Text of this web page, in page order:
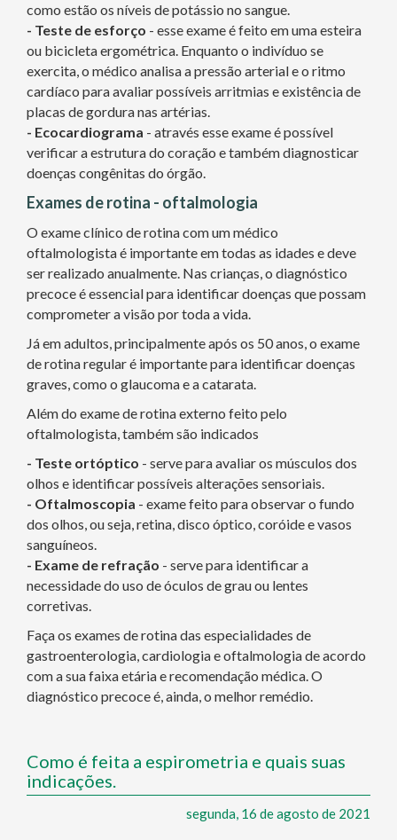
como estão os níveis de potássio no sangue.
- Teste de esforço - esse exame é feito em uma esteira
ou bicicleta ergométrica. Enquanto o indivíduo se
exercita, o médico analisa a pressão arterial e o ritmo
cardíaco para avaliar possíveis arritmias e existência de
placas de gordura nas artérias.
- Ecocardiograma - através esse exame é possível
verificar a estrutura do coração e também diagnosticar
doenças congênitas do órgão.
Exames de rotina - oftalmologia
O exame clínico de rotina com um médico
oftalmologista é importante em todas as idades e deve
ser realizado anualmente. Nas crianças, o diagnóstico
precoce é essencial para identificar doenças que possam
comprometer a visão por toda a vida.
Já em adultos, principalmente após os 50 anos, o exame
de rotina regular é importante para identificar doenças
graves, como o glaucoma e a catarata.
Além do exame de rotina externo feito pelo
oftalmologista, também são indicados
- Teste ortóptico - serve para avaliar os músculos dos
olhos e identificar possíveis alterações sensoriais.
- Oftalmoscopia - exame feito para observar o fundo
dos olhos, ou seja, retina, disco óptico, coróide e vasos
sanguíneos.
- Exame de refração - serve para identificar a
necessidade do uso de óculos de grau ou lentes
corretivas.
Faça os exames de rotina das especialidades de
gastroenterologia, cardiologia e oftalmologia de acordo
com a sua faixa etária e recomendação médica. O
diagnóstico precoce é, ainda, o melhor remédio.
Como é feita a espirometria e quais suas
indicações.
segunda, 16 de agosto de 2021